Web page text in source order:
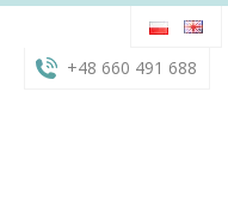
+48 660 491 688